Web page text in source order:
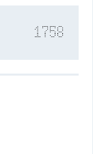
1758